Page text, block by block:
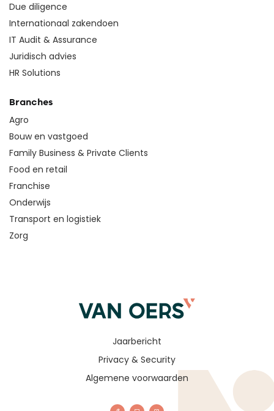
Due diligence
Internationaal zakendoen
IT Audit & Assurance
Juridisch advies
HR Solutions
Branches
Agro
Bouw en vastgoed
Family Business & Private Clients
Food en retail
Franchise
Onderwijs
Transport en logistiek
Zorg
Algemene voorwaarden
Privacy & Security
Jaarbericht